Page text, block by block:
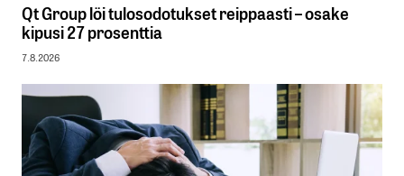
Qt Group löi tulosodotukset reippaasti – osake
kipusi 27 prosenttia
7.8.2026